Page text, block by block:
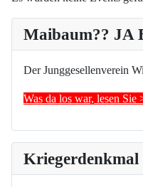
Maibaum?? JA
Der Junggesellenverein
Was da los war, lesen
Kriegerdenkmal